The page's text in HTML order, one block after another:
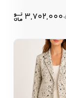
3,702,000